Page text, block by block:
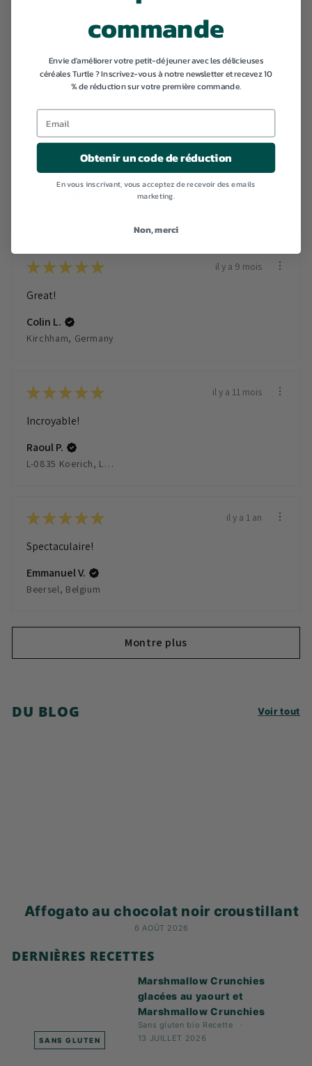
Georges T.
Rueil-Malmaison, France
★★★★★ il y a 9 mois
Ich bin froh, dass ich das bekommen habe.
★★★★★ il y a 9 mois
Great!
Colin L.
Kirchham, Germany
★★★★★ il y a 11 mois
Incroyable!
Raoul P.
L-0835 Koerich, Luxembourg
★★★★★ il y a 1 an
Spectaculaire!
Emmanuel V.
Beersel, Belgium
Montre plus
DU BLOG Voir tout
Affogato au chocolat noir croustillant
6 AOÛT 2026
DERNIÈRES RECETTES
SANS GLUTEN
Marshmallow Crunchies
glacées au yaourt et
Marshmallow Crunchies
Sans gluten bio Recette
13 JUILLET 2026
commande
Envie d'améliorer votre petit-déjeuner avec les délicieuses
céréales Turtle ? Inscrivez-vous à notre newsletter et recevez 10
% de réduction sur votre première commande.
Obtenir un code de réduction
En vous inscrivant, vous acceptez de recevoir des emails
marketing.
Non, merci